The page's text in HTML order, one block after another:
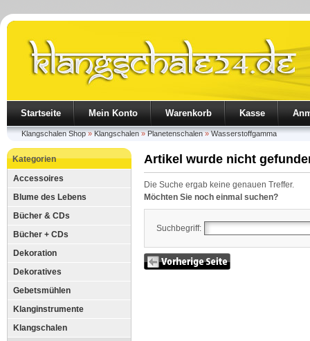
Startseite Mein Konto Warenkorb Kasse
Klangschalen Shop»Klangschalen»Planetenschalen»Wasserstoffgamma
Kategorien
Accessoires
Blume des Lebens
Bücher & CDs
Bücher + CDs
Dekoration
Dekoratives
Gebetsmühlen
Klanginstrumente
Klangschalen
Artikel wurde nicht
Die Suche ergab keine genauen Treffer.
Möchten Sie noch einmal suchen?
Suchbegriff: